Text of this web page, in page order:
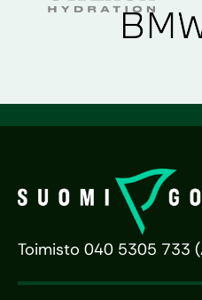
Toimisto 040 5305 733